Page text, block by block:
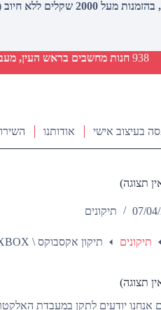
938 חנות מחשבים בראש העין,
בעיצוב אישי אודותנו
07/ תיקונים
תיקונים תיקון אקסבוקס \ XBOX (אין תצוגה)
אנחנו יודעים לתקן במעבדת